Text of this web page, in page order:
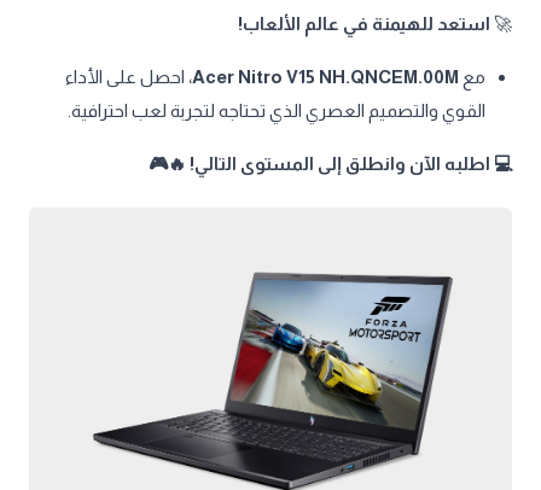
🚀 استعد للهيمنة في عالم الألعاب!
مع Acer Nitro V15 NH.QNCEM.00M، احصل على الأداء
القوي والتصميم العصري الذي تحتاجه لتجربة لعب احترافية.
💻 اطلبه الآن وانطلق إلى المستوى التالي! 🔥🎮